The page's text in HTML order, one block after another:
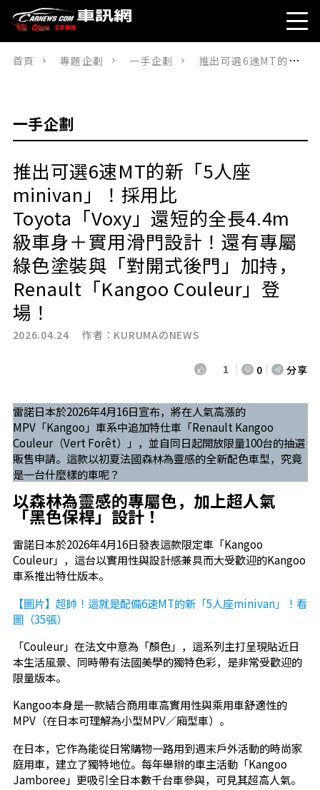
首頁 專題企劃 一手企劃 推出可選6速MT的新「5人座minivan」！採用比Toyota「Voxy」還短的全長4.4m級車身＋實用滑門設計！還有專屬綠色塗裝與「對開式後門」加持，Renault「Kangoo Couleur」登場！
一手企劃
推出可選6速MT的新「5人座
minivan」！採用比
Toyota「Voxy」還短的全長4.4m
級車身＋實用滑門設計！還有專屬
綠色塗裝與「對開式後門」加持，
Renault「Kangoo Couleur」登
場！
2026.04.24 作者： KURUMAのNEWS
1 0 分享
雷諾日本於2026年4月16日宣布，將在人氣高漲的
MPV「Kangoo」車系中追加特仕車「Renault Kangoo
Couleur（Vert Forêt）」，並自同日起開放限量100台的抽選
販售申請。這款以初夏法國森林為靈感的全新配色車型，究竟
是一台什麼樣的車呢？
以森林為靈感的專屬色，加上超人氣
「黑色保桿」設計！
雷諾日本於2026年4月16日發表這款限定車「Kangoo
Couleur」，這台以實用性與設計感兼具而大受歡迎的Kangoo
車系推出特仕版本。
【圖片】超帥！這就是配備6速MT的新「5人座minivan」！看
圖（35張）
「Couleur」在法文中意為「顏色」，這系列主打呈現貼近日
本生活風景、同時帶有法國美學的獨特色彩，是非常受歡迎的
限量版本。
Kangoo本身是一款結合商用車高實用性與乘用車舒適性的
MPV（在日本可理解為小型MPV／廂型車）。
在日本，它作為能從日常購物一路用到週末戶外活動的時尚家
庭用車，建立了獨特地位。每年舉辦的車主活動「Kangoo
Jamboree」更吸引全日本數千台車參與，可見其超高人氣。